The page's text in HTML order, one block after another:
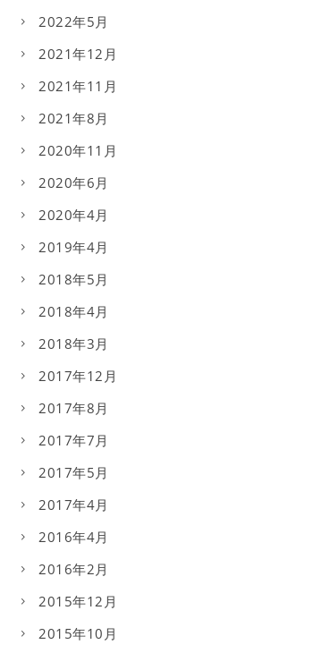
2022年5月
2021年12月
2021年11月
2021年8月
2020年11月
2020年6月
2020年4月
2019年4月
2018年5月
2018年4月
2018年3月
2017年12月
2017年8月
2017年7月
2017年5月
2017年4月
2016年4月
2016年2月
2015年12月
2015年10月